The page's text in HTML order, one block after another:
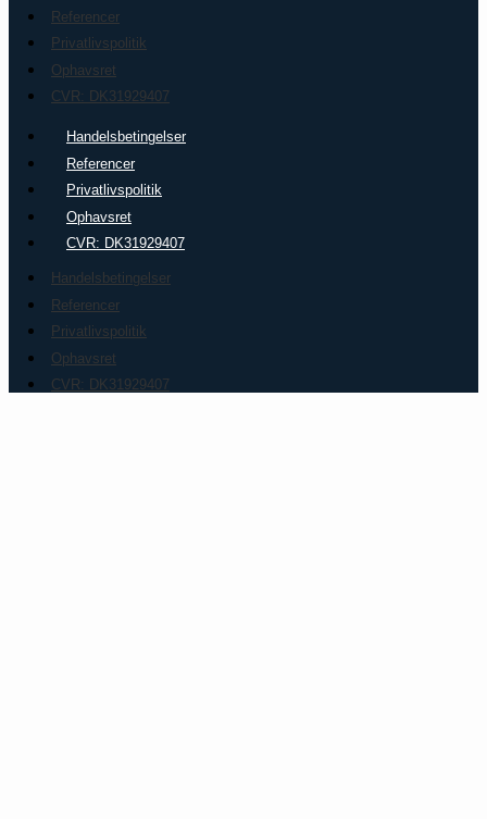
Referencer
Privatlivspolitik
Ophavsret
CVR: DK31929407
Handelsbetingelser
Referencer
Privatlivspolitik
Ophavsret
CVR: DK31929407
Handelsbetingelser
Referencer
Privatlivspolitik
Ophavsret
CVR: DK31929407